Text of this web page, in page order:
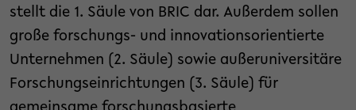
stellt die 1. Säule von BRIC dar. Außerdem sollen
große forschungs- und innovationsorientierte
Unternehmen (2. Säule) sowie außeruniversitäre
Forschungseinrichtungen (3. Säule) für